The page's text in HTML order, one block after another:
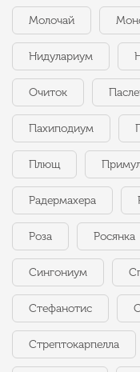
Молочай
Нидулариум
Очиток
Пахиподиум
Плющ
Радермахера
Роза Росянка
Сингониум
Стефанотис
Стрептокарпелла